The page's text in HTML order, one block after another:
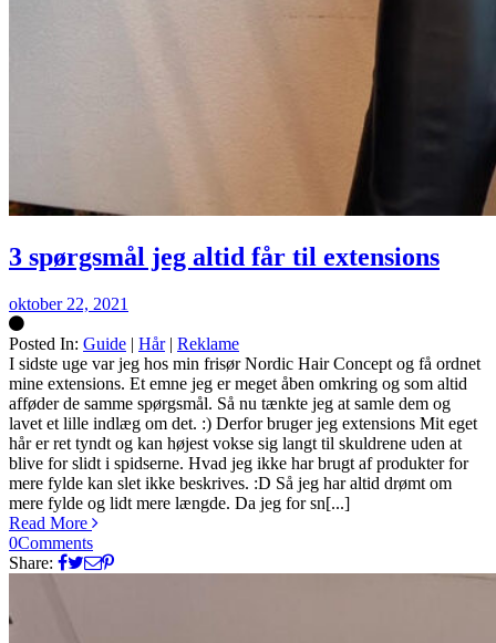
3 spørgsmål jeg altid får til extensions
oktober 22, 2021
Posted In: Guide | Hår| Reklame
Silke
I sidste uge var jeg hos min frisør Nordic Hair Concept og få ordnet
mine extensions. Et emne jeg er meget åben omkring og som altid
afføder de samme spørgsmål. Så nu tænkte jeg at samle dem og
lavet et lille indlæg om det. :) Derfor bruger jeg extensions Mit eget
hår er ret tyndt og kan højest vokse sig langt til skuldrene uden at
blive for slidt i spidserne. Hvad jeg ikke har brugt af produkter for
mere fylde kan slet ikke beskrives. :D Så jeg har altid drømt om
mere fylde og lidt mere længde. Da jeg for sn[...]
Read More
0Comments
Share: